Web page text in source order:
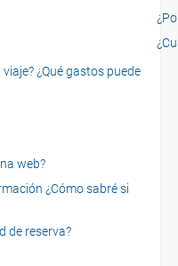
¿Qué gastos puede
web?
¿Cómo sabré si
de reserva?